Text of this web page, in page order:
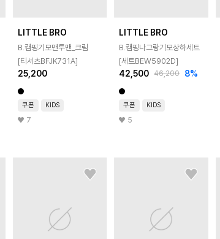
LITTLE BRO
B.캠핑기모맨투맨_크림
[티셔츠BFJK731A]
25,200
쿠폰 KIDS
7
LITTLE BRO
B.캠핑나그랑기모상하세트
[세트BEW5902D]
42,500 46,200 8%
쿠폰 KIDS
5